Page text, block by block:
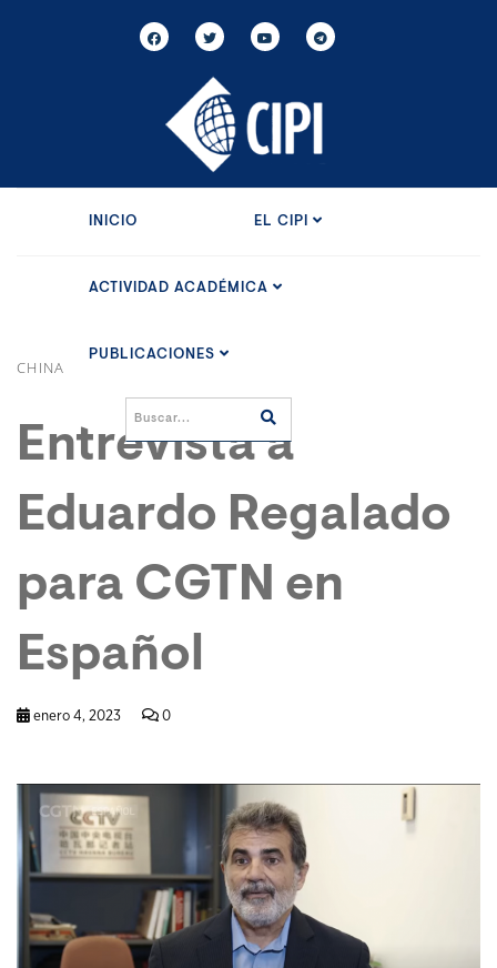
INICIO EL CIPI
ACTIVIDAD ACADÉMICA
PUBLICACIONES
CHINA
Entrevista a
Eduardo Regalado
para CGTN en
Español
enero 4, 2023 0